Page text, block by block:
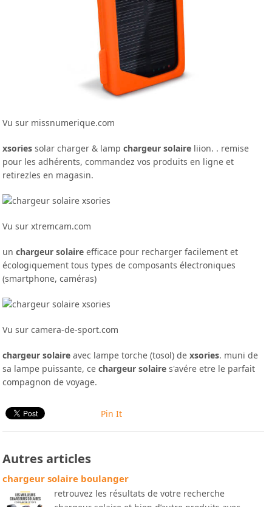
Vu sur missnumerique.com
xsories solar charger & lampchargeur solaire liion. . remise
pour les adhérents, commandez vos produits en ligne et
retirezles en magasin.
Vu sur xtremcam.com
unchargeur solaire efficace pour recharger facilement et
écologiquement tous types de composants électroniques
(smartphone, caméras)
Vu sur camera-de-sport.com
chargeur solaire avec lampe torche (tosol) dexsories. muni de
sa lampe puissante, cechargeur solaire s'avére etre le parfait
compagnon de voyage.
Pin It
Autres articles
chargeur solaire boulanger
retrouvez les résultats de votre recherche